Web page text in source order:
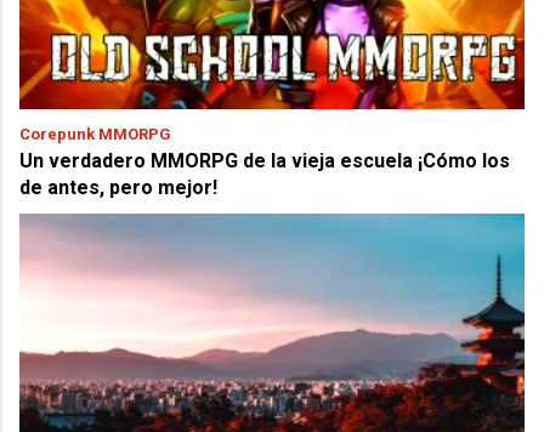
Corepunk MMORPG
Un verdadero MMORPG de la vieja escuela ¡Cómo los
de antes, pero mejor!